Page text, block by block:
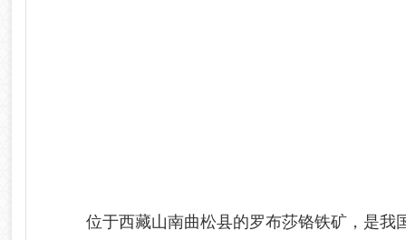
位于西藏山南曲松县的罗布莎铬铁矿，是我